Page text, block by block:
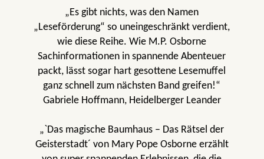
„Es gibt nichts, was den Namen
„Leseförderung“ so uneingeschränkt verdient,
wie diese Reihe. Wie M.P. Osborne
Sachinformationen in spannende Abenteuer
packt, lässt sogar hart gesottene Lesemuffel
ganz schnell zum nächsten Band greifen!“
Gabriele Hoffmann, Heidelberger Leander
„`Das magische Baumhaus – Das Rätsel der
Geisterstadt´ von Mary Pope Osborne erzählt